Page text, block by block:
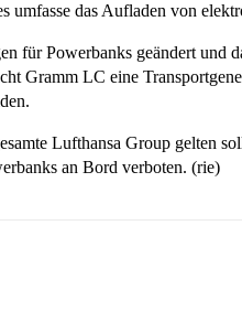
umfasse das Aufladen von
für Powerbanks geändert
Gramm LC eine
Lufthansa Group gelten
an Bord verboten. (rie)